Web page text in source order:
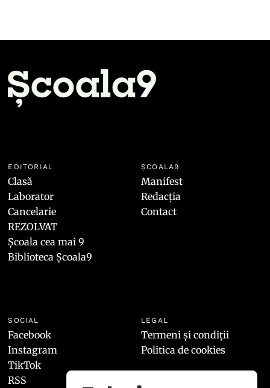
EDITORIAL
Clasă
Laborator
Cancelarie
REZOLVAT
Școala cea mai 9
Biblioteca Școala9
ȘCOALA9
Manifest
Redacția
Contact
SOCIAL
Facebook
Instagram
TikTok
RSS
LEGAL
Termeni și condiții
Politica de cookies